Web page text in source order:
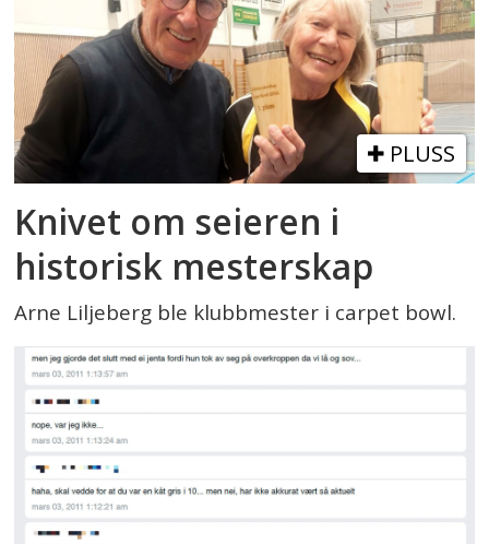
PLUSS
Knivet om seieren i
historisk mesterskap
Arne Liljeberg ble klubbmester i carpet bowl.